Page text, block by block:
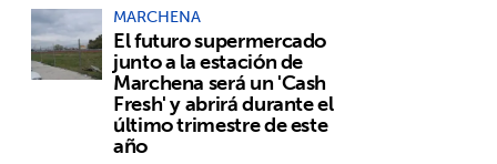
MARCHENA
El futuro supermercado
junto a la estación de
Marchena será un 'Cash
Fresh' y abrirá durante el
último trimestre de este
año